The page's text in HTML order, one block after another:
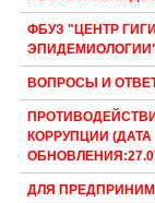
ФБУЗ "ЦЕНТР
ВОПРОСЫ И
КОРРУПЦИИ (ДАТА
ДЛЯ